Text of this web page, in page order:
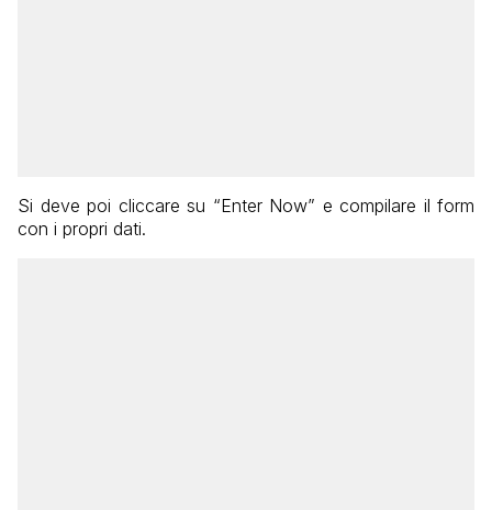
Si deve poi cliccare su “Enter Now” e compilare il form
con i propri dati.